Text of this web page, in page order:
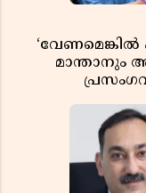
‘വേണമെങ്കിൽ
മാന്താനും